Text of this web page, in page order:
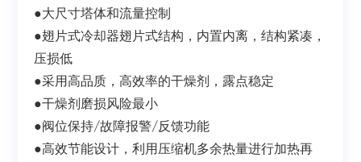
●大尺寸塔体和流量控制
●翅片式冷却器翅片式结构，内置内离，结构紧凑，
压损低
●采用高品质，高效率的干燥剂，露点稳定
●干燥剂磨损风险最小
●阀位保持/故障报警/反馈功能
●高效节能设计，利用压缩机多余热量进行加热再